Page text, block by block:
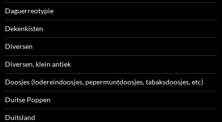
Daguerreotypie
Dekenkisten
Diversen
Diversen, klein antiek
Doosjes (lodereindoosjes, pepermuntdoosjes, tabaksdoosjes, etc)
Duitse Poppen
Duitsland